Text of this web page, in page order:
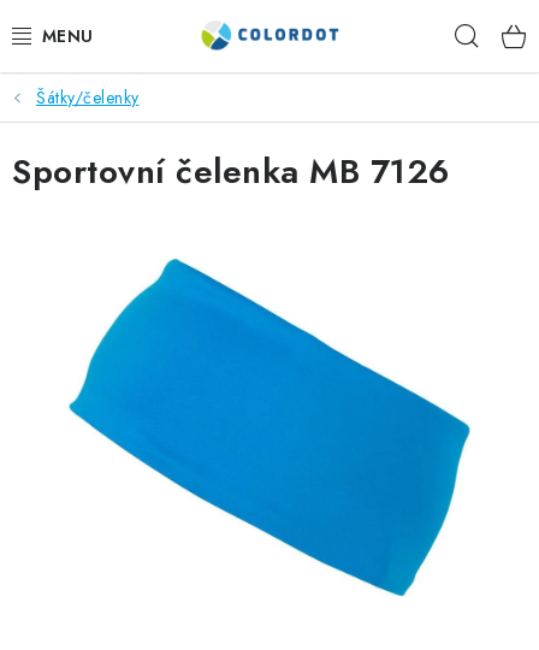
na
REKLAMNÍ TEXTIL
REKLAMNÍ PŘEDMĚTY
PRACOVNÍ OBLEČENÍ
POTISK TEXTILU
VÝŠIVKA
Šátky/čelenky
Sportovní čelenka MB 7126